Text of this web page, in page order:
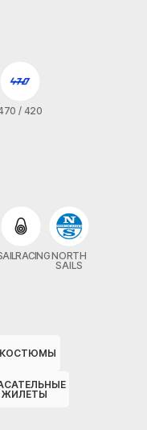
/ 420
NORTH
SAILS
ЖИЛЕТЫ